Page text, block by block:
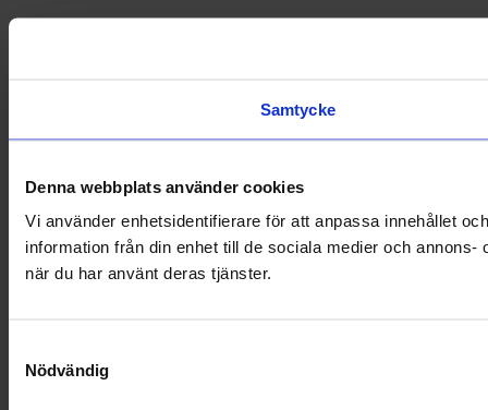
Samtycke
Denna webbplats använder cookies
Vi använder enhetsidentifierare för att anpassa innehållet
information från din enhet till de sociala medier och
när du har använt deras tjänster.
Nödvändig